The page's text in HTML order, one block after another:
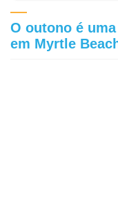
O outono é
em Myrtle